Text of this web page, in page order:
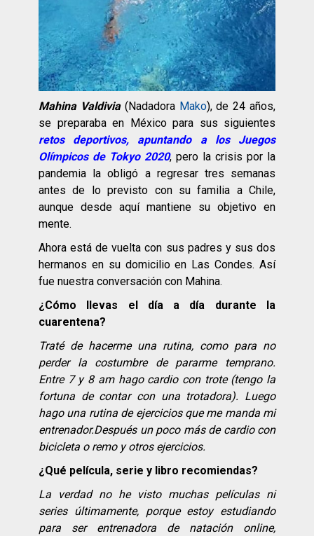
Mahina Valdivia(Nadadora Mako), de 24 años,
se preparaba en México para sus siguientes
retos deportivos, apuntando a los Juegos
Olímpicos de Tokyo 2020, pero la crisis por la
pandemia la obligó a regresar tres semanas
antes de lo previsto con su familia a Chile,
aunque desde aquí mantiene su objetivo en
mente.
Ahora está de vuelta con sus padres y sus dos
hermanos en su domicilio en Las Condes. Así
fue nuestra conversación con Mahina.
¿Cómo llevas el día a día durante la
cuarentena?
Traté de hacerme una rutina, como para no
perder la costumbre de pararme temprano.
Entre 7 y 8 am hago cardio con trote (tengo la
fortuna de contar con una trotadora). Luego
hago una rutina de ejercicios que me manda mi
entrenador.Después un poco más de cardio con
bicicleta o remo y otros ejercicios.
¿Qué película, serie y libro recomiendas?
La verdad no he visto muchas películas ni
series últimamente, porque estoy estudiando
para ser entrenadora de natación online,